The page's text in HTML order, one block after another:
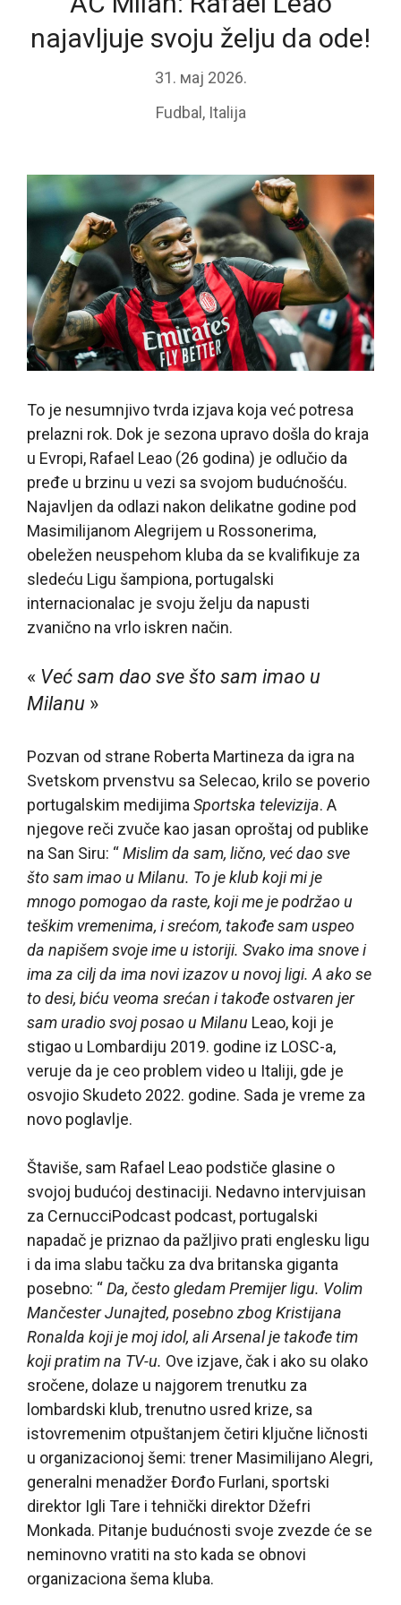
najavljuje svoju želju da ode!
31. мај 2026.
Fudbal , Italija
To je nesumnjivo tvrda izjava koja već potresa
prelazni rok. Dok je sezona upravo došla do kraja
u Evropi, Rafael Leao (26 godina) je odlučio da
pređe u brzinu u vezi sa svojom budućnošću.
Najavljen da odlazi nakon delikatne godine pod
Masimilijanom Alegrijem u Rossonerima,
obeležen neuspehom kluba da se kvalifikuje za
sledeću Ligu šampiona, portugalski
internacionalac je svoju želju da napusti
zvanično na vrlo iskren način.
« Već sam dao sve što sam imao u
Milanu »
Pozvan od strane Roberta Martineza da igra na
Svetskom prvenstvu sa Selecao, krilo se poverio
portugalskim medijima Sportska televizija. A
njegove reči zvuče kao jasan oproštaj od publike
na San Siru: “Mislim da sam, lično, već dao sve
što sam imao u Milanu. To je klub koji mi je
mnogo pomogao da raste, koji me je podržao u
teškim vremenima, i srećom, takođe sam uspeo
da napišem svoje ime u istoriji. Svako ima snove i
ima za cilj da ima novi izazov u novoj ligi. A ako se
to desi, biću veoma srećan i takođe ostvaren jer
sam uradio svoj posao u Milanu Leao, koji je
stigao u Lombardiju 2019. godine iz LOSC-a,
veruje da je ceo problem video u Italiji, gde je
osvojio Skudeto 2022. godine. Sada je vreme za
novo poglavlje.
Štaviše, sam Rafael Leao podstiče glasine o
svojoj budućoj destinaciji. Nedavno intervjuisan
za CernucciPodcast podcast, portugalski
napadač je priznao da pažljivo prati englesku ligu
i da ima slabu tačku za dva britanska giganta
posebno: “Da, često gledam Premijer ligu. Volim
Mančester Junajted, posebno zbog Kristijana
Ronalda koji je moj idol, ali Arsenal je takođe tim
koji pratim na TV-u. Ove izjave, čak i ako su olako
sročene, dolaze u najgorem trenutku za
lombardski klub, trenutno usred krize, sa
istovremenim otpuštanjem četiri ključne ličnosti
u organizacionoj šemi: trener Masimilijano Alegri,
generalni menadžer Đorđo Furlani, sportski
direktor Igli Tare i tehnički direktor Džefri
Monkada. Pitanje budućnosti svoje zvezde će se
neminovno vratiti na sto kada se obnovi
organizaciona šema kluba.